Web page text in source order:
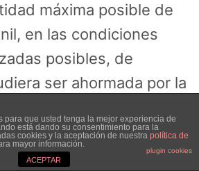
máxima posible de
en las condiciones
posibles, de
ser ahormada por la
militares del franquismo
bélico eficaz, pero
de quintos que
para que usted tenga la mejor experiencia de
está dando su consentimiento para la
cookies y la aceptación de nuestra política de
mayor información.
plugin cookies
ACEPTAR